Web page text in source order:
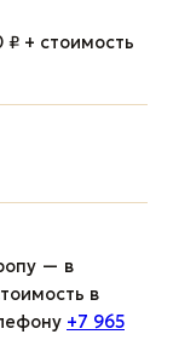
+ стоимость
— в
в
+7 965